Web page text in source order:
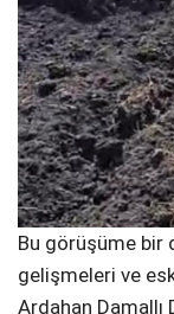
Bu görüşüme bir
gelişmeleri ve
Ardahan Damallı